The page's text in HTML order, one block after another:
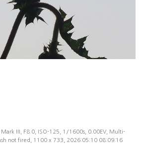
Mark III, F8.0, ISO-125, 1/1600s, 0.00EV, Multi-
not fired, 1100 x 733, 2026:05:10 08:09:16